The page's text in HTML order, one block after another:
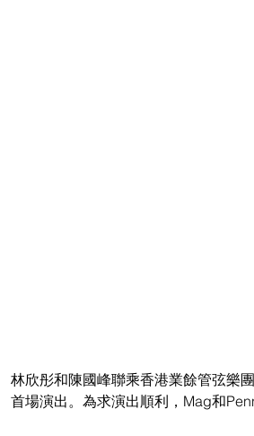
林欣彤和陳國峰聯乘香港業餘管弦樂
首場演出。為求演出順利，Mag和